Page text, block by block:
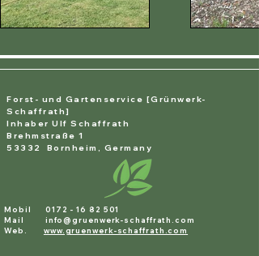
Forst- und Gartenservice [Grünwerk-
Schaffrath]
Inhaber Ulf Schaffrath
Brehmstraße 1
53332 Bornheim, Germany
Mobil 0172 - 16 82 501
Mail info@gruenwerk-schaffrath.com
Web. www.gruenwerk-schaffrath.com